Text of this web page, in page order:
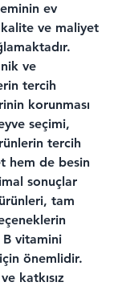
ev
kalite ve maliyet
ve
tercih
korunması
seçimi,
tercih
hem de besin
sonuçlar
tam
vitamini
önemlidir.
katkısız